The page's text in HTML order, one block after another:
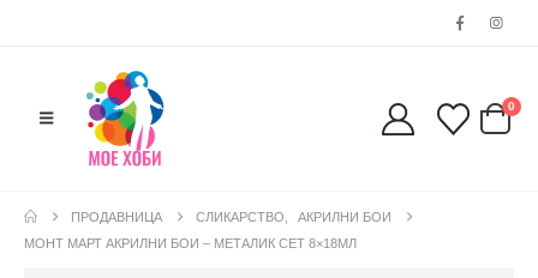
0
ПРОДАВНИЦА СЛИКАРСТВО
АКРИЛНИ БОИ
МОНТ МАРТ АКРИЛНИ БОИ – МЕТАЛИК СЕТ 8×18МЛ